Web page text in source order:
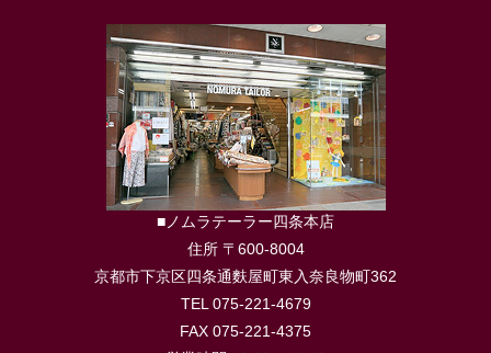
■ノムラテーラー四条本店
住所 〒600-8004
京都市下京区四条通麩屋町東入奈良物町362
TEL 075-221-4679
FAX 075-221-4375